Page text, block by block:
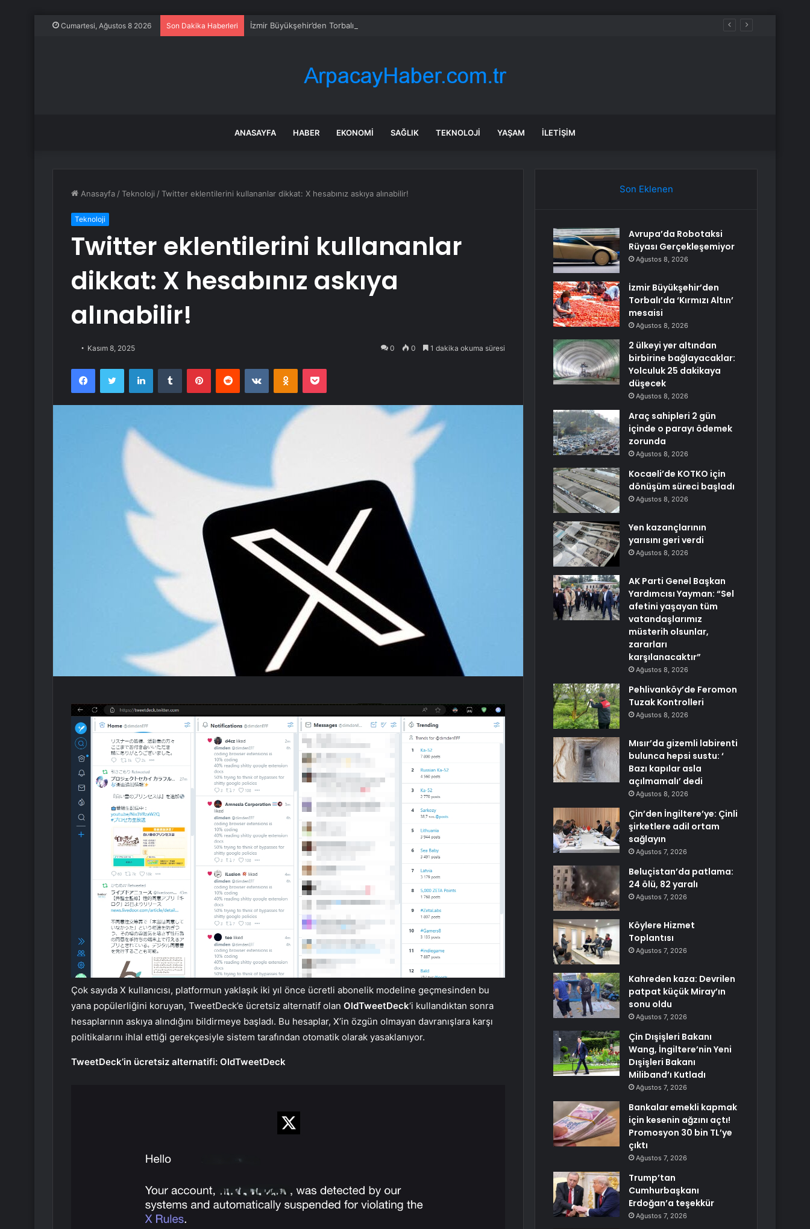
Cumartesi, Ağustos 8 2026 Son Dakika Haberleri İzmir Büyükşehir’den Torbalı’da ‘Kırmızı Altın’ mesaisi
ANASAYFA HABER EKONOMI SAĞLIK TEKNOLOJI YAŞAM İLETIŞIM
Anasayfa /Teknoloji /Twitter eklentilerini kullananlar dikkat: X hesabınız askıya alınabilir!
Teknoloji
Twitter eklentilerini kullananlar
dikkat: X hesabınız askıya
alınabilir!
Kasım 8, 2025 0 0 1 dakika okuma süresi
FacebookTwitter LinkedInTumblr PinterestReddit VKontakteOdnoklassniki
Pocket
Çok sayıda X kullanıcısı, platformun yaklaşık iki yıl önce ücretli abonelik modeline geçmesinden bu
yana popülerliğini koruyan, TweetDeck’e ücretsiz alternatif olan OldTweetDeck‘i kullandıktan sonra
hesaplarının askıya alındığını bildirmeye başladı. Bu hesaplar, X’in özgün olmayan davranışlara karşı
politikalarını ihlal ettiği gerekçesiyle sistem tarafından otomatik olarak yasaklanıyor.
TweetDeck’in ücretsiz alternatifi: OldTweetDeck
Son Eklenen
Avrupa’da Robotaksi
Rüyası Gerçekleşemiyor
Ağustos 8, 2026
İzmir Büyükşehir’den
Torbalı’da ‘Kırmızı Altın’
mesaisi
Ağustos 8, 2026
2 ülkeyi yer altından
birbirine bağlayacaklar:
Yolculuk 25 dakikaya
düşecek
Ağustos 8, 2026
Araç sahipleri 2 gün
içinde o parayı ödemek
zorunda
Ağustos 8, 2026
Kocaeli’de KOTKO için
dönüşüm süreci başladı
Ağustos 8, 2026
Yen kazançlarının
yarısını geri verdi
Ağustos 8, 2026
AK Parti Genel Başkan
Yardımcısı Yayman: “Sel
afetini yaşayan tüm
vatandaşlarımız
müsterih olsunlar,
zararları
karşılanacaktır”
Ağustos 8, 2026
Pehlivanköy’de Feromon
Tuzak Kontrolleri
Ağustos 8, 2026
Mısır’da gizemli labirenti
bulunca hepsi sustu: ‘
Bazı kapılar asla
açılmamalı’ dedi
Ağustos 8, 2026
Çin’den İngiltere’ye: Çinli
şirketlere adil ortam
sağlayın
Ağustos 7, 2026
Beluçistan’da patlama:
24 ölü, 82 yaralı
Ağustos 7, 2026
Köylere Hizmet
Toplantısı
Ağustos 7, 2026
Kahreden kaza: Devrilen
patpat küçük Miray’ın
sonu oldu
Ağustos 7, 2026
Çin Dışişleri Bakanı
Wang, İngiltere’nin Yeni
Dışişleri Bakanı
Miliband’ı Kutladı
Ağustos 7, 2026
Bankalar emekli kapmak
için kesenin ağzını açtı!
Promosyon 30 bin TL’ye
çıktı
Ağustos 7, 2026
Trump’tan
Cumhurbaşkanı
Erdoğan’a teşekkür
Ağustos 7, 2026